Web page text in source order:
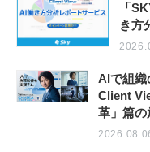
「
き方
AIで組織
Client
革」篇の